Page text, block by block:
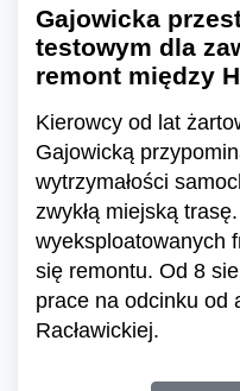
Gajowicka
testowym dla
remont między
Kierowcy od lat
Gajowicką
wytrzymałości
zwykłą miejską
wyeksploatowanych
się remontu. Od 8
prace na odcinku od
Racławickiej.